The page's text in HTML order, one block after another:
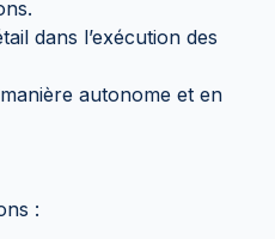
dans l’exécution des
autonome et en
: